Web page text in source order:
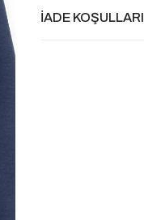
İADE KOŞULLARI